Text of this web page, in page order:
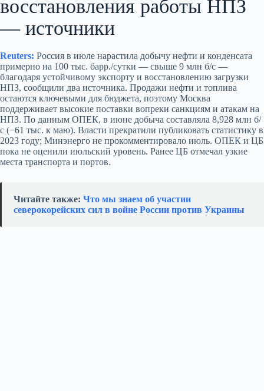
восстановления работы НПЗ
— источники
Reuters: Россия в июле нарастила добычу нефти и конденсата
примерно на 100 тыс. барр./сутки — свыше 9 млн б/с —
благодаря устойчивому экспорту и восстановлению загрузки
НПЗ, сообщили два источника. Продажи нефти и топлива
остаются ключевыми для бюджета, поэтому Москва
поддерживает высокие поставки вопреки санкциям и атакам на
НПЗ. По данным ОПЕК, в июне добыча составляла 8,928 млн б/
с (−61 тыс. к маю). Власти прекратили публиковать статистику в
2023 году; Минэнерго не прокомментировало июль. ОПЕК и ЦБ
пока не оценили июльский уровень. Ранее ЦБ отмечал узкие
места транспорта и портов.
Читайте также: Что мы знаем об участии
северокорейских сил в войне России против Украины